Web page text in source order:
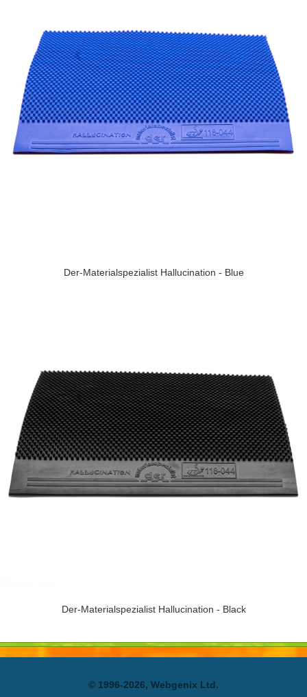
Der-Materialspezialist Hallucination - Blue
Der-Materialspezialist Hallucination - Black
© 1996-2026, Webgenix Ltd.